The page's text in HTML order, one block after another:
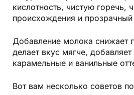
кислотность, чистую горечь,
происхождения и
Добавление молока снижает
делает вкус мягче,
карамельные и ванильные
Вот вам несколько советов